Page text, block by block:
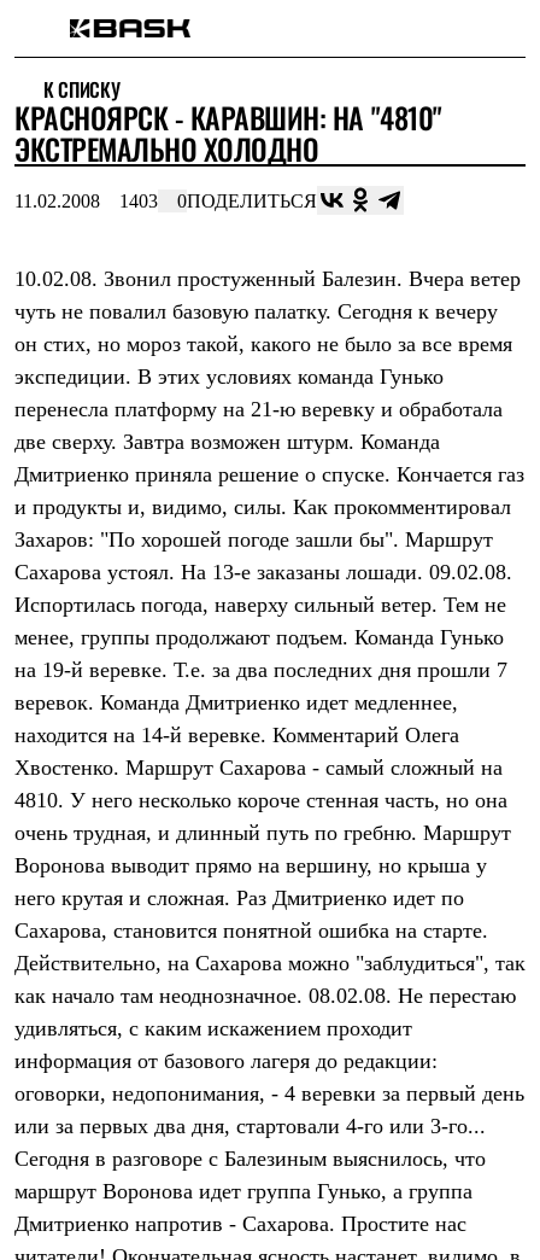
Интернет-магазин
Мужская одежда
Утепленная пухом
Куртки
Жилеты
Куртки
Штормовая одежда
Куртки
Софтшелл одежда
Куртки
Брюки
Флисовая одежда
Куртки
Брюки
Термобелье
Теплое термобелье
Среднее термобелье
Легкое термобелье
Лёгкая одежда
Футболки
Толстовки
Брюки
Шорты
Женская одежда
Утепленная пухом
Жилеты
Утепленная синтетикой
Брюки
Штормовая одежда
Софтшелл одежда
Куртки
Брюки
Лёгкая одежда
Рубашки
Футболки
Брюки
Термобелье
Теплое термобелье
Среднее термобелье
К СПИСКУ
КРАСНОЯРСК - КАРАВШИН: НА "4810"
ЭКСТРЕМАЛЬНО ХОЛОДНО
11.02.2008 1403 0ПОДЕЛИТЬСЯ
10.02.08. Звонил простуженный Балезин. Вчера ветер
чуть не повалил базовую палатку. Сегодня к вечеру
он стих, но мороз такой, какого не было за все время
экспедиции. В этих условиях команда Гунько
перенесла платформу на 21-ю веревку и обработала
две сверху. Завтра возможен штурм. Команда
Дмитриенко приняла решение о спуске. Кончается газ
и продукты и, видимо, силы. Как прокомментировал
Захаров: "По хорошей погоде зашли бы". Маршрут
Сахарова устоял. На 13-е заказаны лошади. 09.02.08.
Испортилась погода, наверху сильный ветер. Тем не
менее, группы продолжают подъем. Команда Гунько
на 19-й веревке. Т.е. за два последних дня прошли 7
веревок. Команда Дмитриенко идет медленнее,
находится на 14-й веревке. Комментарий Олега
Хвостенко. Маршрут Сахарова - самый сложный на
4810. У него несколько короче стенная часть, но она
очень трудная, и длинный путь по гребню. Маршрут
Воронова выводит прямо на вершину, но крыша у
него крутая и сложная. Раз Дмитриенко идет по
Сахарова, становится понятной ошибка на старте.
Действительно, на Сахарова можно "заблудиться", так
как начало там неоднозначное. 08.02.08. Не перестаю
удивляться, с каким искажением проходит
информация от базового лагеря до редакции:
оговорки, недопонимания, - 4 веревки за первый день
или за первых два дня, стартовали 4-го или 3-го...
Сегодня в разговоре с Балезиным выяснилось, что
маршрут Воронова идет группа Гунько, а группа
Дмитриенко напротив - Сахарова. Простите нас